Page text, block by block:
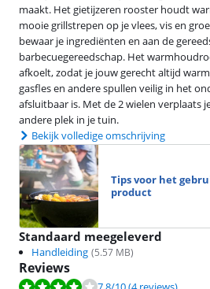
maakt. Het gietijzeren rooster houdt
mooie grillstrepen op je vlees, vis en
bewaar je ingrediënten en aan de
barbecuegereedschap. Het
afkoelt, zodat je jouw gerecht altijd
gasfles en andere spullen veilig in het
afsluitbaar is. Met de 2 wielen verplaats
andere plek in je tuin.
Bekijk volledige omschrijving
Tips voor het
product
Standaard meegeleverd
Handleiding (5.57 MB)
Reviews
Beoordeling is 7,8 van de 10, gebaseerd op 4